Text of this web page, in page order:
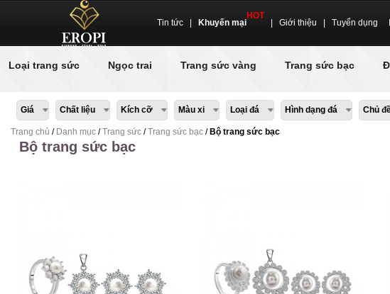
Tin tức Khuyến mại
HOT
Giới thiệu Tuyển dụng
Loại trang sức Ngọc trai Trang sức vàng Trang sức bạc
Giá Chất liệu Kích cỡ Màu xi Loại đá Hình dạng đá Chủ
Trang chủ / Danh mục /Trang sức /Trang sức bạc / Bộ trang sức bạc
Bộ trang sức bạc